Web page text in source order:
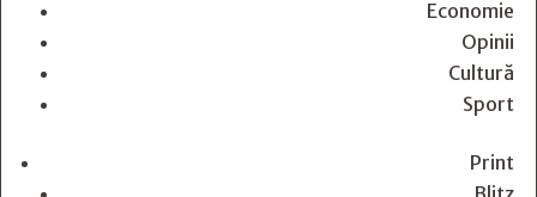
Economie
Opinii
Cultură
Sport
Print